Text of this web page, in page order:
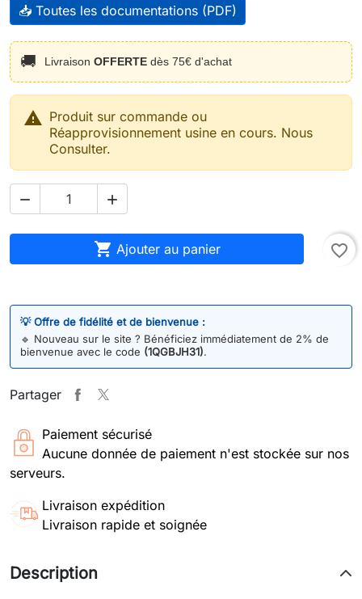
📥 Toutes les documentations (PDF)
🚚 Livraison OFFERTE dès 75€ d'achat
 Produit sur commande ou
Réapprovisionnement usine en cours. Nous
Consulter.
 
 Ajouter au panier favorite_border
💡 Offre de fidélité et de bienvenue :
🔹 Nouveau sur le site ? Bénéficiez immédiatement de 2% de
bienvenue avec le code (1QGBJH31).
Partager
Paiement sécurisé
Aucune donnée de paiement n'est stockée sur nos
serveurs.
Livraison expédition
Livraison rapide et soignée
Description